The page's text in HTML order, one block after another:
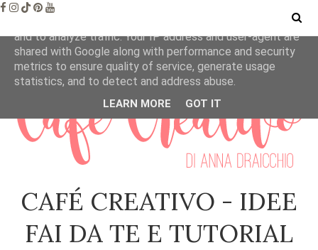
CAFÉ CREATIVO - IDEE
FAI DA TE E TUTORIAL
This site uses cookies from Google to deliver its services
and to analyze traffic. Your IP address and user-agent are
shared with Google along with performance and security
metrics to ensure quality of service, generate usage
statistics, and to detect and address abuse.
LEARN MORE GOT IT